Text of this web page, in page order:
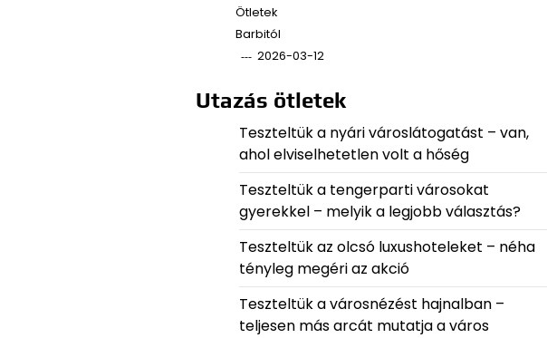
Ötletek
Barbitól
2026-03-12
Utazás ötletek
Teszteltük a nyári városlátogatást – van,
ahol elviselhetetlen volt a hőség
Teszteltük a tengerparti városokat
gyerekkel – melyik a legjobb választás?
Teszteltük az olcsó luxushoteleket – néha
tényleg megéri az akció
Teszteltük a városnézést hajnalban –
teljesen más arcát mutatja a város